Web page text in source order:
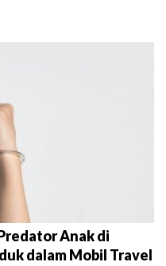
Anak di
dalam Mobil Travel